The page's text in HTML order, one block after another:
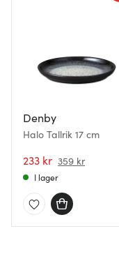
Denby
Halo Tallrik 17 cm
233 kr 359 kr
I lager